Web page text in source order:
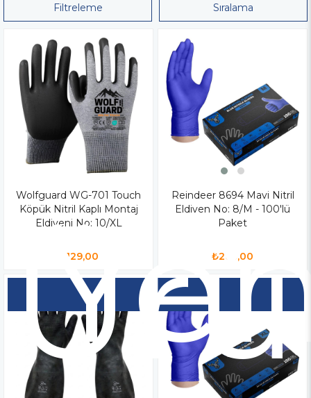
Filtreleme Sıralama
Wolfguard WG-701 Touch
Köpük Nitril Kaplı Montaj
Eldiveni No: 10/XL
₺129,00
Reindeer 8694 Mavi Nitril
Eldiven No: 8/M - 100'lü
Paket
₺269,00